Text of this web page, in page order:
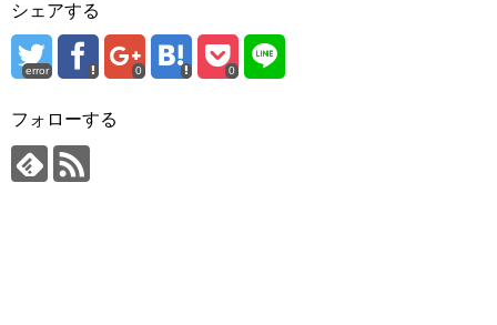
シェアする
error 0 0
フォローする